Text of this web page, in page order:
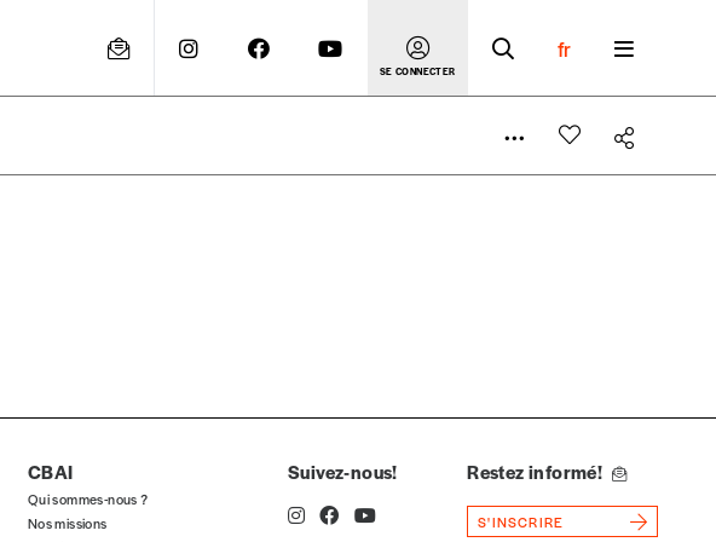
SE CONNECTER
fr
de l’équipe de rédaction selon vos moyens et vos motivations.
CBAI
Qui sommes-nous ?
Nos missions
Suivez-nous! Restez informé!
S'INSCRIRE